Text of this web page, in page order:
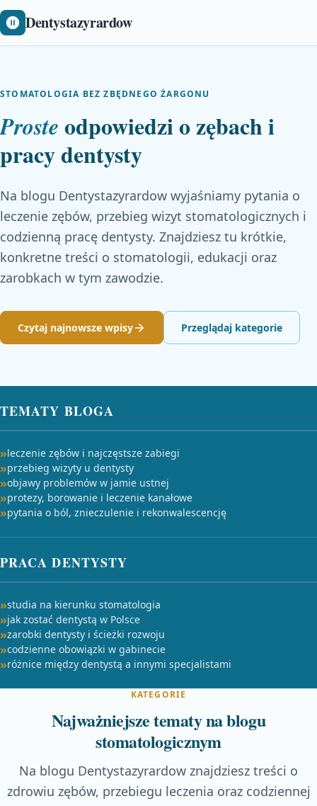
Dentystazyrardow
STOMATOLOGIA BEZ ZBĘDNEGO ŻARGONU
Proste odpowiedzi o zębach i
pracy dentysty
Na blogu Dentystazyrardow wyjaśniamy pytania o
leczenie zębów, przebieg wizyt stomatologicznych i
codzienną pracę dentysty. Znajdziesz tu krótkie,
konkretne treści o stomatologii, edukacji oraz
zarobkach w tym zawodzie.
Czytaj najnowsze wpisy Przeglądaj kategorie
TEMATY BLOGA
leczenie zębów i najczęstsze zabiegi
przebieg wizyty u dentysty
objawy problemów w jamie ustnej
protezy, borowanie i leczenie kanałowe
pytania o ból, znieczulenie i rekonwalescencję
PRACA DENTYSTY
studia na kierunku stomatologia
jak zostać dentystą w Polsce
zarobki dentysty i ścieżki rozwoju
codzienne obowiązki w gabinecie
różnice między dentystą a innymi specjalistami
KATEGORIE
Najważniejsze tematy na blogu
stomatologicznym
Na blogu Dentystazyrardow znajdziesz treści o
zdrowiu zębów, przebiegu leczenia oraz codziennej